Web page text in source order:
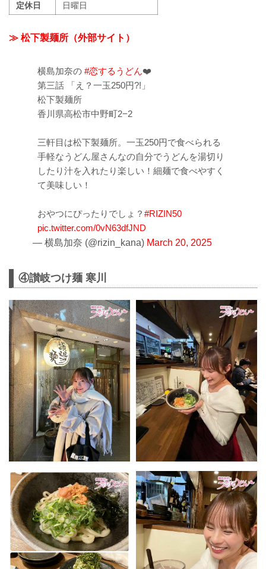
定休日
日曜日
≫ 松下製麺所（外部サイト）
横島加奈の #恋するうどん❤️
第三話 「え？一玉250円?!」
松下製麺所
香川県高松市中野町2−2
三軒目は松下製麺所。一玉250円で食べられる
手軽なうどん屋さんなの自分でうどんを湯切り
したり汁を入れたり楽しい！細麺で食べやすく
て美味しい！
おやつにぴったりでしょ？ #RIZIN50
pic.twitter.com/0vN63dfJND
— 横島加奈 (@rizin_kana) March 20, 2025
④讃岐つけ麺 寒川